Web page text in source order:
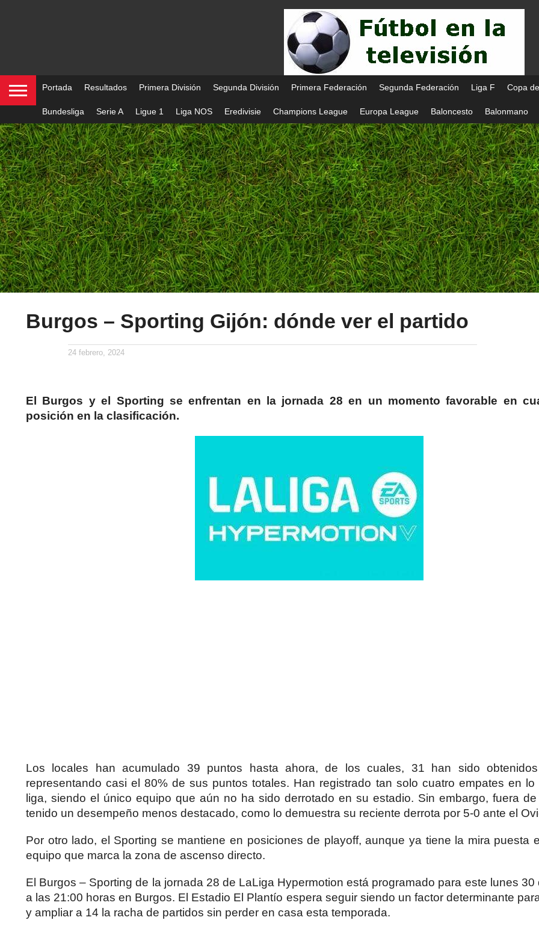
Portada Resultados Primera División Segunda División Primera Federación Segunda Federación Liga F Copa
Bundesliga Serie A Ligue 1 Liga NOS Eredivisie Champions League Europa League Baloncesto Balonmano
Burgos – Sporting Gijón: dónde ver el partido
24 febrero, 2024
El Burgos y el Sporting se enfrentan en la jornada 28 en un momento favorable en
posición en la clasificación.
Los locales han acumulado 39 puntos hasta ahora, de los cuales, 31 han sido
representando casi el 80% de sus puntos totales. Han registrado tan solo cuatro empates en
liga, siendo el único equipo que aún no ha sido derrotado en su estadio. Sin embargo, fuera
tenido un desempeño menos destacado, como lo demuestra su reciente derrota por 5-0 ante el
Por otro lado, el Sporting se mantiene en posiciones de playoff, aunque ya tiene la mira puesta
equipo que marca la zona de ascenso directo.
El Burgos – Sporting de la jornada 28 de LaLiga Hypermotion está programado para este lunes 30
a las 21:00 horas en Burgos. El Estadio El Plantío espera seguir siendo un factor determinante
y ampliar a 14 la racha de partidos sin perder en casa esta temporada.